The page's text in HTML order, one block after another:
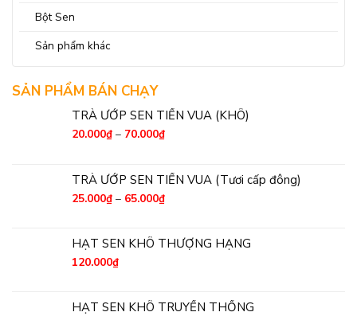
Bột Sen
Sản phẩm khác
SẢN PHẨM BÁN CHẠY
TRÀ ƯỚP SEN TIẾN VUA (KHÔ)
20.000₫ – 70.000₫
TRÀ ƯỚP SEN TIẾN VUA (Tươi cấp đông)
25.000₫ – 65.000₫
HẠT SEN KHÔ THƯỢNG HẠNG
120.000₫
HẠT SEN KHÔ TRUYỀN THỐNG